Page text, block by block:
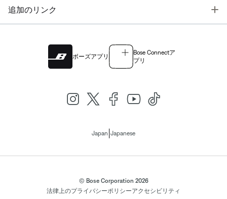
追加のリンク
ボーズアプリ
Bose Connectア
プリ
Japan Japanese
© Bose Corporation 2026
法律上のプライバシーポリシーアクセシビリティ